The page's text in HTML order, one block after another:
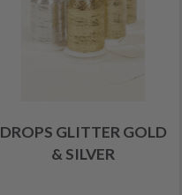
DROPS GLITTER GOLD
& SILVER